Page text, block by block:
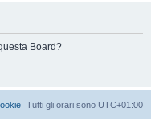
Board?
Tutti gli orari sono UTC+01:00